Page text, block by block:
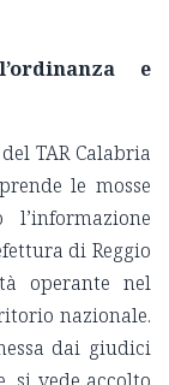
e
TAR Calabria
le mosse
l’informazione
di Reggio
operante nel
nazionale.
dai giudici